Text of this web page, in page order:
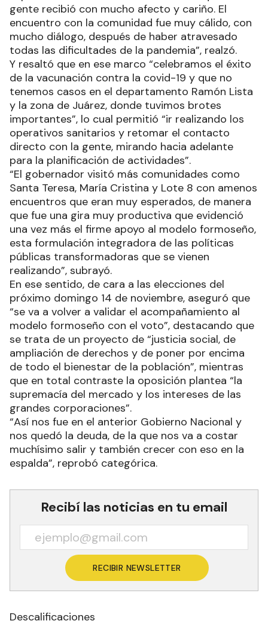
gente recibió con mucho afecto y cariño. El
encuentro con la comunidad fue muy cálido, con
mucho diálogo, después de haber atravesado
todas las dificultades de la pandemia”, realzó.
Y resaltó que en ese marco “celebramos el éxito
de la vacunación contra la covid-19 y que no
tenemos casos en el departamento Ramón Lista
y la zona de Juárez, donde tuvimos brotes
importantes”, lo cual permitió “ir realizando los
operativos sanitarios y retomar el contacto
directo con la gente, mirando hacia adelante
para la planificación de actividades”.
“El gobernador visitó más comunidades como
Santa Teresa, María Cristina y Lote 8 con amenos
encuentros que eran muy esperados, de manera
que fue una gira muy productiva que evidenció
una vez más el firme apoyo al modelo formoseño,
esta formulación integradora de las políticas
públicas transformadoras que se vienen
realizando”, subrayó.
En ese sentido, de cara a las elecciones del
próximo domingo 14 de noviembre, aseguró que
“se va a volver a validar el acompañamiento al
modelo formoseño con el voto”, destacando que
se trata de un proyecto de “justicia social, de
ampliación de derechos y de poner por encima
de todo el bienestar de la población”, mientras
que en total contraste la oposición plantea “la
supremacía del mercado y los intereses de las
grandes corporaciones”.
“Así nos fue en el anterior Gobierno Nacional y
nos quedó la deuda, de la que nos va a costar
muchísimo salir y también crecer con eso en la
espalda”, reprobó categórica.
Recibí las noticias en tu email
RECIBIR NEWSLETTER
Descalificaciones